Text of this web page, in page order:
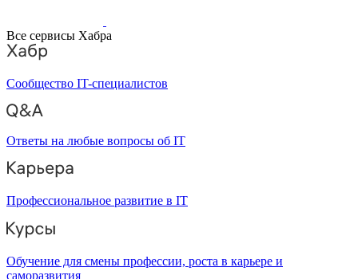
Все сервисы Хабра
Сообщество IT-специалистов
Ответы на любые вопросы об IT
Профессиональное развитие в IT
Обучение для смены профессии, роста в карьере и
саморазвития